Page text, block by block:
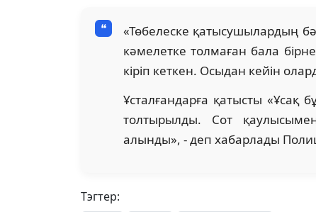
«Төбелеске қатысушылардың
кәмелетке толмаған бала
кіріп кеткен. Осыдан кейін
Ұсталғандарға қатысты «Ұсақ
толтырылды. Сот
алынды», - деп хабарлады
Тэгтер: